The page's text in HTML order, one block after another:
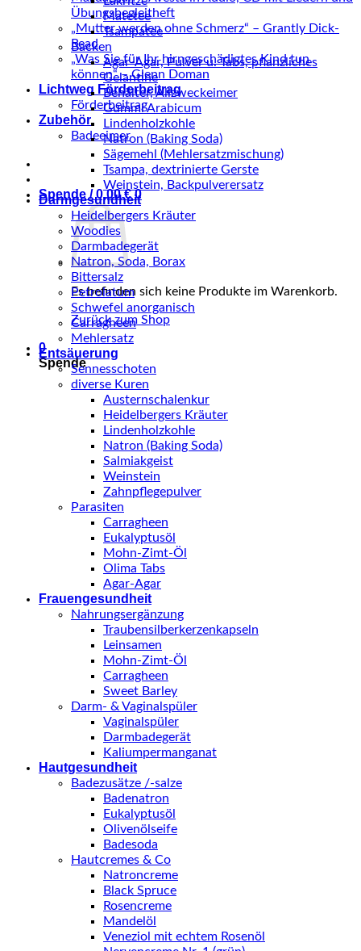
Übungsbegleitheft
„Mutter werden ohne Schmerz“ – Grantly Dick-
Read
„Was Sie für Ihr hirngeschädigtes Kind tun
können“ – Glenn Doman
Lichtweg Förderbeitrag
Förderbeitrag
Zubehör
Badeeimer
Spende /0,00€ 0
Es befinden sich keine Produkte im Warenkorb.
Zurück zum Shop
0
Spende
Matetee
Tsampatee
Backen
Agar-Agar, Pulver u. Tabs, pflanzliches
Gelantine
Behälter, Allzweckeimer
Gummi Arabicum
Lindenholzkohle
Natron (Baking Soda)
Sägemehl (Mehlersatzmischung)
Tsampa, dextrinierte Gerste
Weinstein, Backpulverersatz
Darmgesundheit
Heidelbergers Kräuter
Woodies
Darmbadegerät
Natron, Soda, Borax
Bittersalz
Petrolatum
Schwefel anorganisch
Carragheen
Mehlersatz
Entsäuerung
Sennesschoten
diverse Kuren
Austernschalenkur
Heidelbergers Kräuter
Lindenholzkohle
Natron (Baking Soda)
Salmiakgeist
Weinstein
Zahnpflegepulver
Parasiten
Carragheen
Eukalyptusöl
Mohn-Zimt-Öl
Olima Tabs
Agar-Agar
Frauengesundheit
Nahrungsergänzung
Traubensilberkerzenkapseln
Leinsamen
Mohn-Zimt-Öl
Carragheen
Sweet Barley
Darm- & Vaginalspüler
Vaginalspüler
Darmbadegerät
Kaliumpermanganat
Hautgesundheit
Badezusätze /-salze
Badenatron
Eukalyptusöl
Olivenölseife
Badesoda
Hautcremes & Co
Natroncreme
Black Spruce
Rosencreme
Mandelöl
Veneziol mit echtem Rosenöl